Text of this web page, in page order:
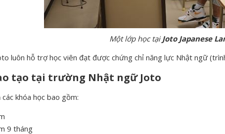
Một lớp học tạiJoto Japanese
luôn hỗ trợ học viên đạt được chứng chỉ năng lực Nhật ngữ
tạo tại trường Nhật ngữ Joto
các khóa học bao gồm:
9 tháng